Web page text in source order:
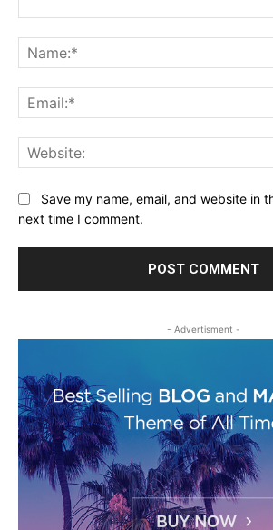
Save my name, email, and website in
next time I comment.
- Advertisment -